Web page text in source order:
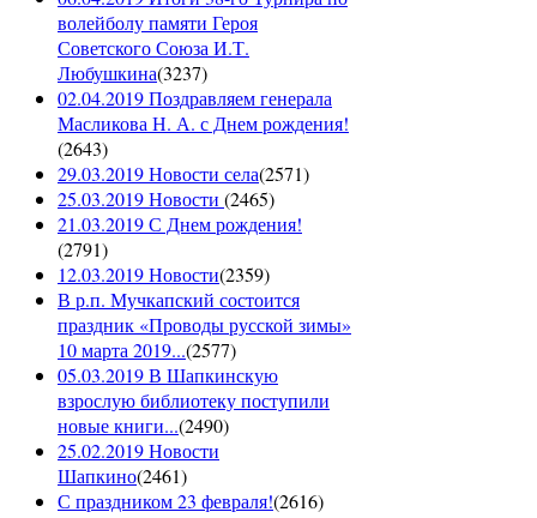
волейболу памяти Героя
Советского Союза И.Т.
Любушкина(3237)
02.04.2019 Поздравляем генерала
Масликова Н. А. с Днем рождения!
(2643)
29.03.2019 Новости села(2571)
25.03.2019 Новости (2465)
21.03.2019 С Днем рождения!
(2791)
12.03.2019 Новости(2359)
В р.п. Мучкапский состоится
праздник «Проводы русской зимы»
10 марта 2019...(2577)
05.03.2019 В Шапкинскую
взрослую библиотеку поступили
новые книги...(2490)
25.02.2019 Новости
Шапкино(2461)
С праздником 23 февраля!(2616)